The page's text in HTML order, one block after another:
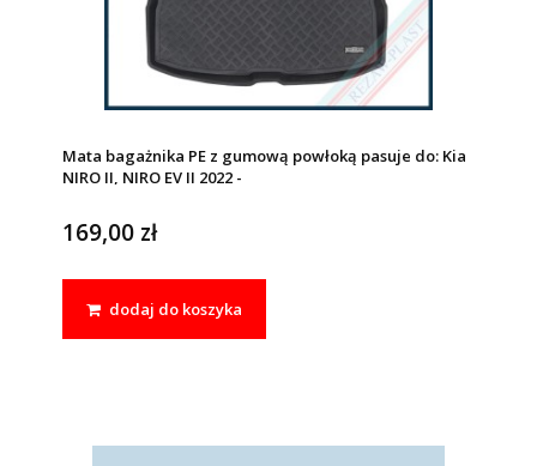
Mata bagażnika PE z gumową powłoką pasuje do: Kia
NIRO II, NIRO EV II 2022 -
169,00 zł
dodaj do koszyka